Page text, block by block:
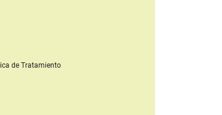
de Tratamiento